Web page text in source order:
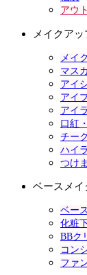
アウ
メイクアッ
メイ
マス
アイ
アイ
アイ
口紅
チーク
ハイ
つけ
ベースメイ
ベー
化粧
BBク
コン
ファ